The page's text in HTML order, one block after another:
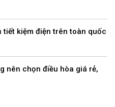
tiết kiệm điện trên toàn quốc
nên chọn điều hòa giá rẻ,